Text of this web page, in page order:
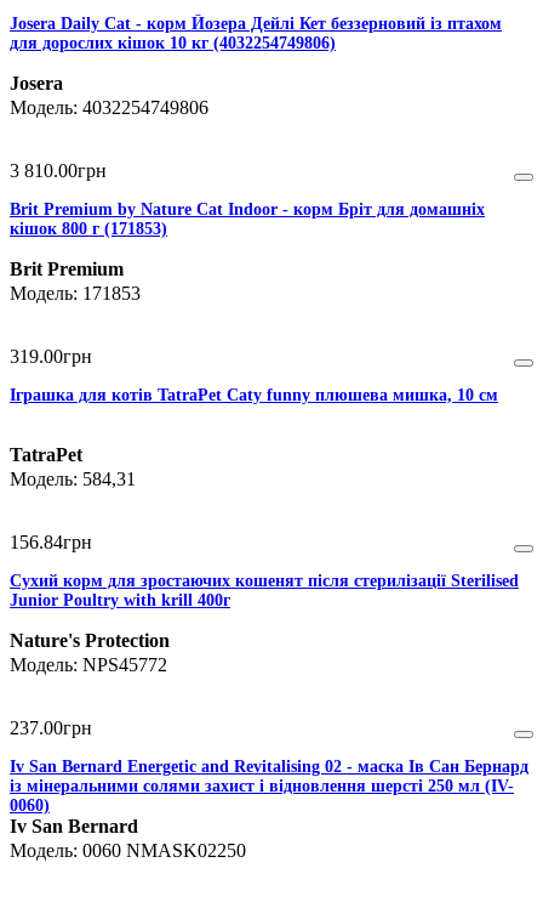
Josera Daily Cat - корм Йозера Дейлі Кет беззерновий із птахом
для дорослих кішок 10 кг (4032254749806)
Josera
4032254749806
3 810.00грн
Brit Premium by Nature Cat Indoor - корм Бріт для домашніх
кішок 800 г (171853)
Brit Premium
171853
319.00грн
Іграшка для котів TatraPet Caty funny плюшева мишка, 10 см
TatraPet
584,31
156.84грн
Сухий корм для зростаючих кошенят після стерилізації Sterilised
Junior Poultry with krill 400г
Nature's Protection
NPS45772
237.00грн
Iv San Bernard Energetic and Revitalising 02 - маска Ів Сан Бернард
із мінеральними солями захист і відновлення шерсті 250 мл (IV-
0060)
Iv San Bernard
0060 NMASK02250